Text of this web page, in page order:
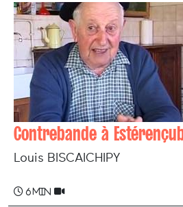
Contrebande à
Louis BISCAICHIPY
6 min